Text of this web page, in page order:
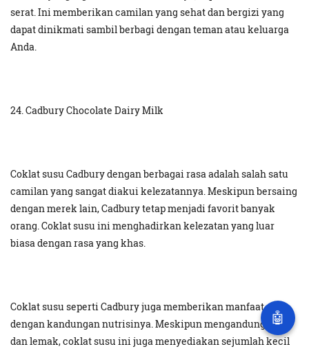
serat. Ini memberikan camilan yang sehat dan bergizi yang
dapat dinikmati sambil berbagi dengan teman atau keluarga
Anda.
24. Cadbury Chocolate Dairy Milk
Coklat susu Cadbury dengan berbagai rasa adalah salah satu
camilan yang sangat diakui kelezatannya. Meskipun bersaing
dengan merek lain, Cadbury tetap menjadi favorit banyak
orang. Coklat susu ini menghadirkan kelezatan yang luar
biasa dengan rasa yang khas.
Coklat susu seperti Cadbury juga memberikan manfaat
dengan kandungan nutrisinya. Meskipun mengandung gula
dan lemak, coklat susu ini juga menyediakan sejumlah kecil
🤖